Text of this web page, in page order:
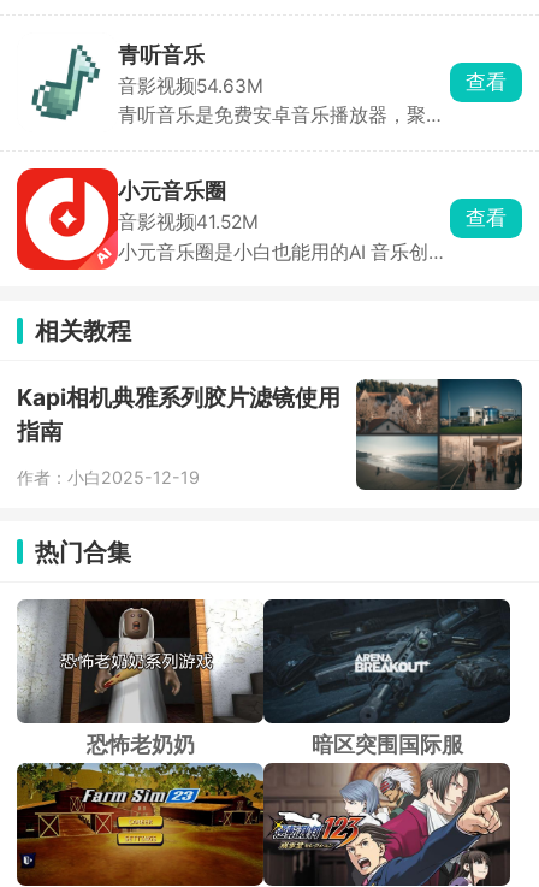
手机。自带榜单和智能推荐，不愁找不
到新歌。可以自建歌单，也能导入别处
歌单，日常通勤、睡前听歌用它很合
适。
青听音乐
音影视频54.63M
青听音乐是免费安卓音乐播放器，聚合
配置以激活在线功能，支持定时关闭与
多种音效调节，是追求纯净听歌体验用
户的实用工具。
查看
小元音乐圈
音影视频41.52M
小元音乐圈是小白也能用的AI 音乐创作
款模仿、深度定制。写完可一键发行到
QQ 音乐、网易云等平台，靠播放量赚
查看
相关教程
Kapi相机典雅系列胶片滤镜使用
指南
作者：小白2025-12-19
热门合集
恐怖老奶奶 暗区突围国际服